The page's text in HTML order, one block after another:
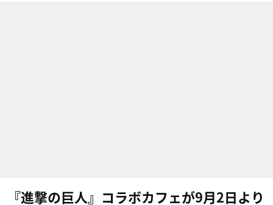
『進撃の巨人』コラボカフェが9月2日より